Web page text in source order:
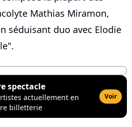
Mathias Miramon,
séduisant duo avec Elodie
spectacle
actuellement en
billetterie
Voir